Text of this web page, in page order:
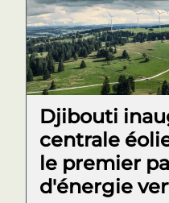
Djibouti
centrale
le premier
d'énergie